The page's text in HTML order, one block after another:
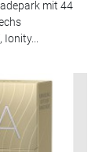
mit 44